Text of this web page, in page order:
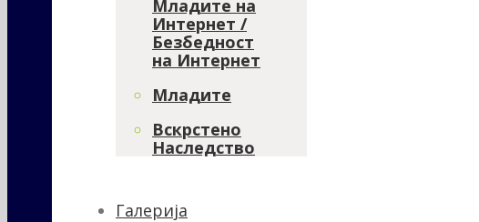
Младите на
Интернет /
Безбедност
на Интернет
Младите
Вскрстено
Наследство
Галерија